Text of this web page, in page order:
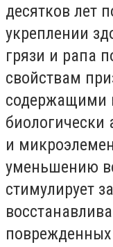
десятков лет
укреплении
грязи и рапа
свойствам
содержащими
биологически
и
уменьшению
стимулирует